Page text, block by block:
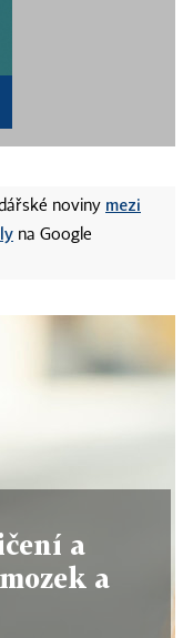
noviny mezi
na Google
a
a